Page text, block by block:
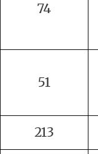
74
51
213